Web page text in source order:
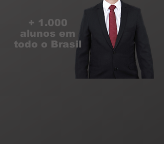
+ 1.000
alunos em
todo o Brasil